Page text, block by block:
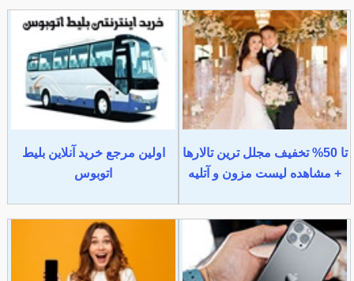
تا 50% تخفیف مجلل ترین تالارها
+ مشاهده لیست مزون و آتلیه
اولین مرجع خرید آنلاین بلیط
اتوبوس